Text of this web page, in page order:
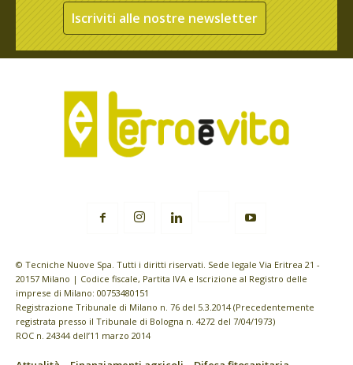
Iscriviti alle nostre newsletter
© Tecniche Nuove Spa. Tutti i diritti riservati. Sede legale Via Eritrea 21 -
20157 Milano | Codice fiscale, Partita IVA e Iscrizione al Registro delle
imprese di Milano: 00753480151
Registrazione Tribunale di Milano n. 76 del 5.3.2014 (Precedentemente
registrata presso il Tribunale di Bologna n. 4272 del 7/04/1973)
ROC n. 24344 dell’11 marzo 2014